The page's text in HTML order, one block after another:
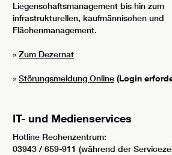
Liegenschaftsmanagement bis hin zum
infrastrukturellen, kaufmännischen und
Flächenmanagement.
» Zum Dezernat
» Störungsmeldung Online (Login
IT- und Medienservices
Hotline Rechenzentrum:
03943 / 659-911 (während der